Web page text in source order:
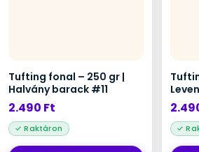
Tufting fonal – 250 gr |
Halvány barack #11
2.490 Ft